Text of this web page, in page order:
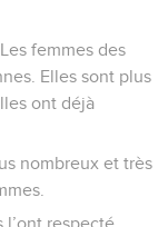
femmes des
Elles sont plus
ont déjà
nombreux et très
respecté.